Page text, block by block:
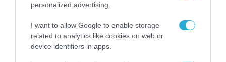
personalized advertising.
I want to allow Google to enable storage
related to analytics like cookies on web or
device identifiers in apps.